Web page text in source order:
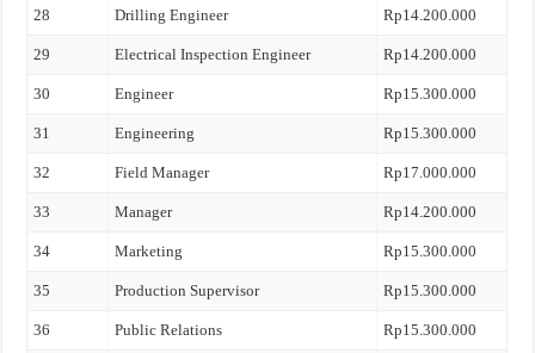
28 Drilling Engineer Rp14.200.000
29 Electrical Inspection Engineer Rp14.200.000
30 Engineer Rp15.300.000
31 Engineering Rp15.300.000
32 Field Manager Rp17.000.000
33 Manager Rp14.200.000
34 Marketing Rp15.300.000
35 Production Supervisor Rp15.300.000
36 Public Relations Rp15.300.000